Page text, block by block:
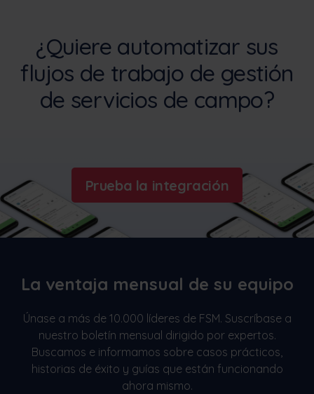
¿Quiere automatizar sus
flujos de trabajo de gestión
de servicios de campo?
Prueba la integración
La ventaja mensual de su equipo
Únase a más de 10.000 líderes de FSM. Suscríbase a
nuestro boletín mensual dirigido por expertos.
Buscamos e informamos sobre casos prácticos,
historias de éxito y guías que están funcionando
ahora mismo.